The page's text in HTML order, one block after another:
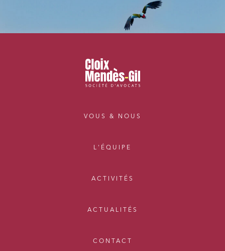
VOUS & NOUS
L'ÉQUIPE
ACTIVITÉS
ACTUALITÉS
CONTACT